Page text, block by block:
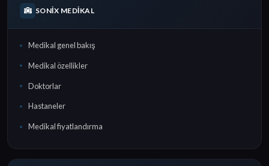
SONIX MEDIKAL
Medikal genel bakış
Medikal özellikler
Doktorlar
Hastaneler
Medikal fiyatlandırma